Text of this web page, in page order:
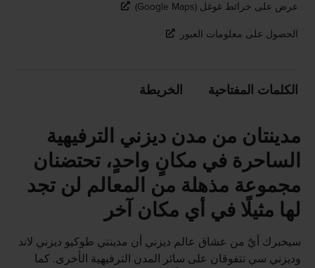
عرض على خرائط غوغل (Google Maps)
الحصول على معلومات العبور
الكلمات المفتاحية الخريطة
مدينتان من مدن ديزني الترفيهية
الساحرة في مكانٍ واحدٍ، تحتضنان
مجموعة مذهلة من المعالم لن تجد
لها مثيلًا في أي مكان آخر
سيخبرك أيٌ من عشاق عالم ديزني أن مدينتي طوكيو ديزني لاند
وديزني سي تتفوقان على سائر المدن الترفيهية الأخرى. كما